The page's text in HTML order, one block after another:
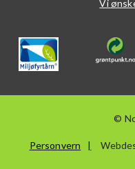
Vi
©
Personvern